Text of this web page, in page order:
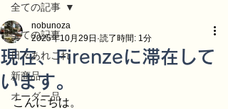
全ての記事
日々あれこれ
新商品
オーダー品
全ての記事
現在、Firenzeに滞在して
います。
nobunoza
2025年10月29日 読了時間: 1分
こんにちは。